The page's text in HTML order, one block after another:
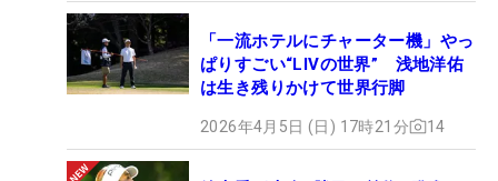
「一流ホテルにチャーター機」やっ
ぱりすごい“LIVの世界” 浅地洋佑
は生き残りかけて世界行脚
2026年4月5日 (日) 17時21分 14